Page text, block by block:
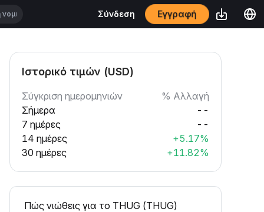
Σύνδεση Εγγραφή
Ιστορικό τιμών (USD)
Σύγκριση ημερομηνιών
% Αλλαγή
Σήμερα
--
7 ημέρες
--
14 ημέρες
+5.17%
30 ημέρες
+11.82%
Πώς νιώθεις για το THUG (THUG)